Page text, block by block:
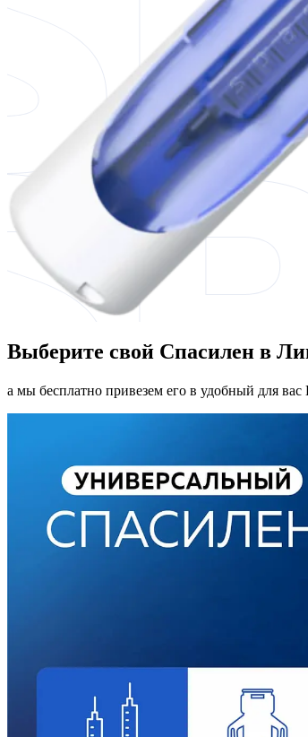
Выберите свой Спасилен в
а мы бесплатно привезем его в удобный для